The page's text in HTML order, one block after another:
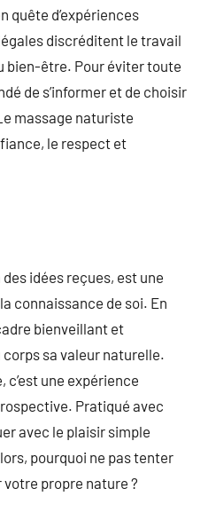
quête d’expériences
discréditent le travail
bien-être. Pour éviter toute
de s’informer et de choisir
massage naturiste
le respect et
idées reçues, est une
connaissance de soi. En
bienveillant et
sa valeur naturelle.
c’est une expérience
Pratiqué avec
avec le plaisir simple
pourquoi ne pas tenter
votre propre nature ?